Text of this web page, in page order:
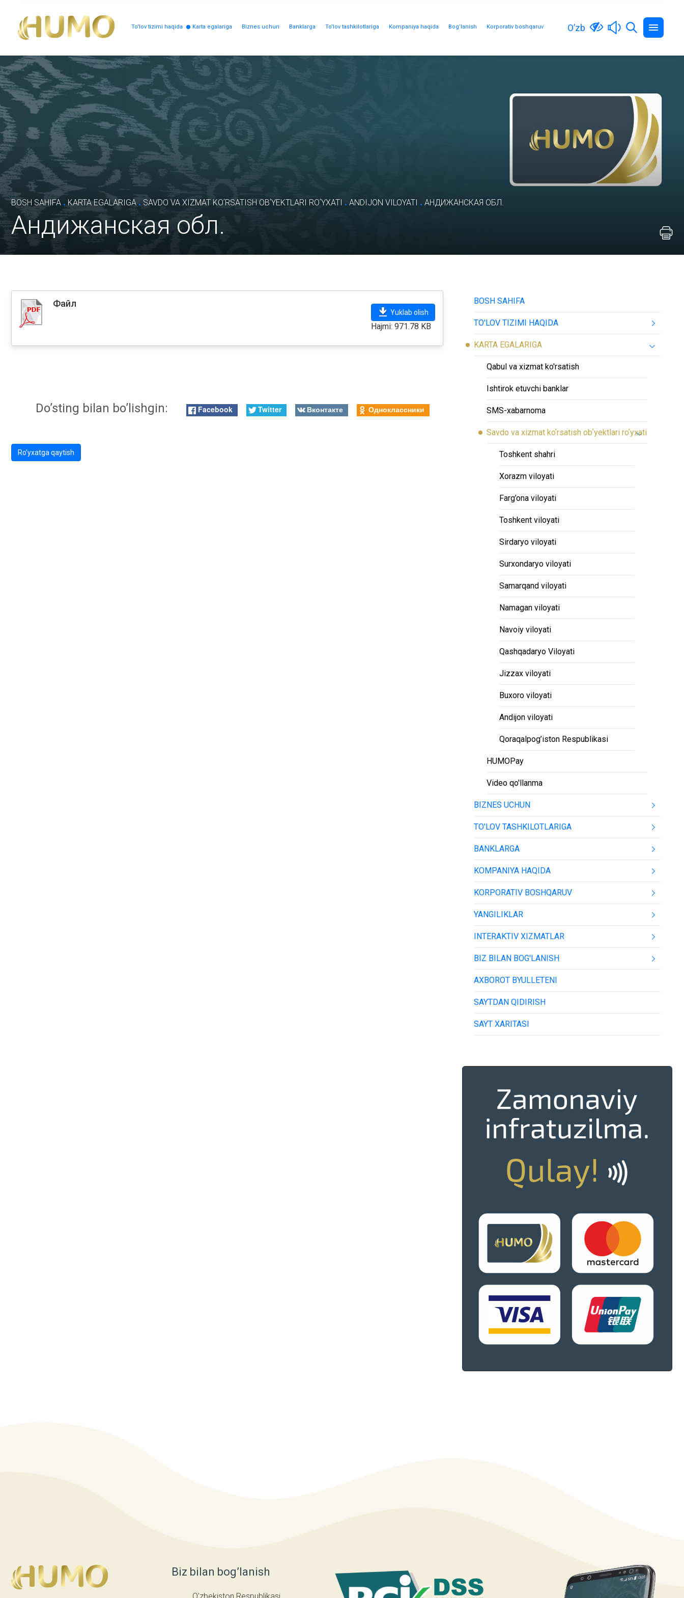
To'lov tizimi haqida Karta egalariga Biznes uchun Banklarga To'lov tashkilotlariga Kompaniya haqida Bog‘lanish Korporativ boshqaruv O’zb
BOSH SAHIFA . KARTA EGALARIGA . SAVDO VA XIZMAT KOʼRSATISH OBʼYEKTLARI ROʼYXATI . ANDIJON VILOYATI . АНДИЖАНСКАЯ ОБЛ.
Андижанская обл.
Файл
Yuklab olish
Hajmi: 971.78 KB
Do’sting bilan bo’lishgin: Facebook Twitter Вконтакте Одноклассники
Ro’yxatga qaytish
BOSH SAHIFA
TO'LOV TIZIMI HAQIDA
KARTA EGALARIGA
Qabul va xizmat ko'rsatish
Ishtirok etuvchi banklar
SMS-хabarnoma
Savdo va xizmat koʼrsatish obʼyektlari roʼyxati
Toshkent shahri
Xorazm viloyati
Farg’ona viloyati
Toshkent viloyati
Sirdaryo viloyati
Surxondaryo viloyati
Samarqand viloyati
Namagan viloyati
Navoiy viloyati
Qashqadaryo Viloyati
Jizzax viloyati
Buxoro viloyati
Andijon viloyati
Qoraqalpog’iston Respublikasi
HUMOPay
Video qo'llanma
BIZNES UCHUN
TO'LOV TASHKILOTLARIGA
BANKLARGA
KOMPANIYA HAQIDA
KORPORATIV BOSHQARUV
YANGILIKLAR
INTERAKTIV XIZMATLAR
BIZ BILAN BOG'LANISH
AXBOROT BYULLETENI
SAYTDAN QIDIRISH
SAYT XARITASI
Biz bilan bog’lanish